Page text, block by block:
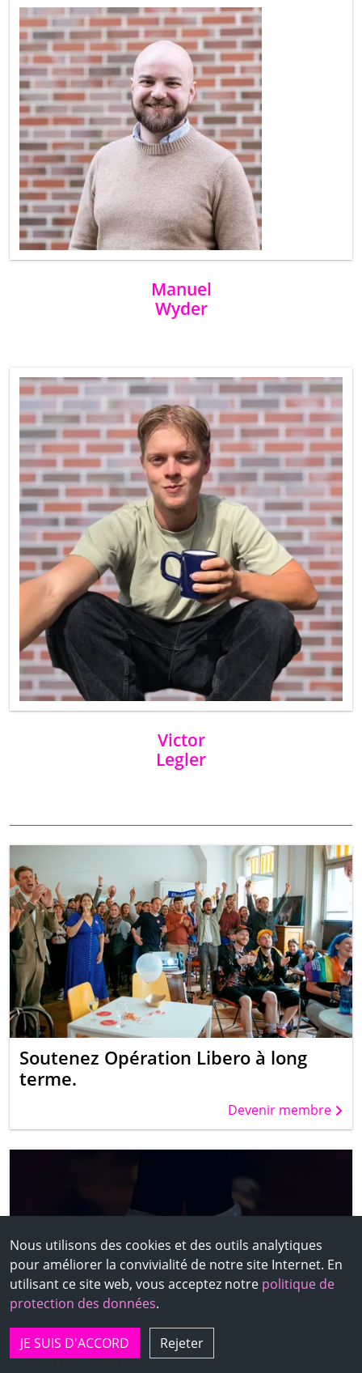
Manuel
Wyder
Victor
Legler
Soutenez Opération Libero à long
terme.
Devenir membre
Rendez notre travail possible.
Nous utilisons des cookies et des outils analytiques
pour améliorer la convivialité de notre site Internet. En
utilisant ce site web, vous acceptez notre politique de
protection des données.
JE SUIS D'ACCORD Rejeter